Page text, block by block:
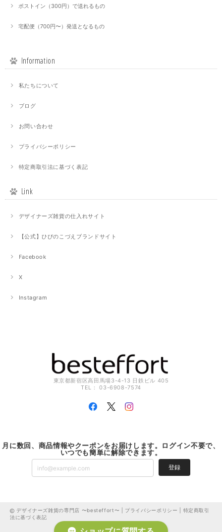
ポストイン（300円）で送れるもの
宅配便（700円〜）発送となるもの
Information
私たちについて
ブログ
お問い合わせ
プライバシーポリシー
特定商取引法に基づく表記
Link
デザイナーズ雑貨の仕入れサイト
【公式】ひびのこづえブランドサイト
Facebook
X
Instagram
東京都新宿区高田馬場3-4-13 日鉄ビル 405
TEL： 03-6908-7574
月に数回、商品情報やクーポンをお届けします。ログイン不要で、
いつでも簡単に解除できます。
登録
デザイナーズ雑貨の専門店 〜besteffort〜 | プライバシーポリシー
特定商取引
法に基づく表記